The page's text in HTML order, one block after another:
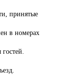
принятые
в номерах
гостей.